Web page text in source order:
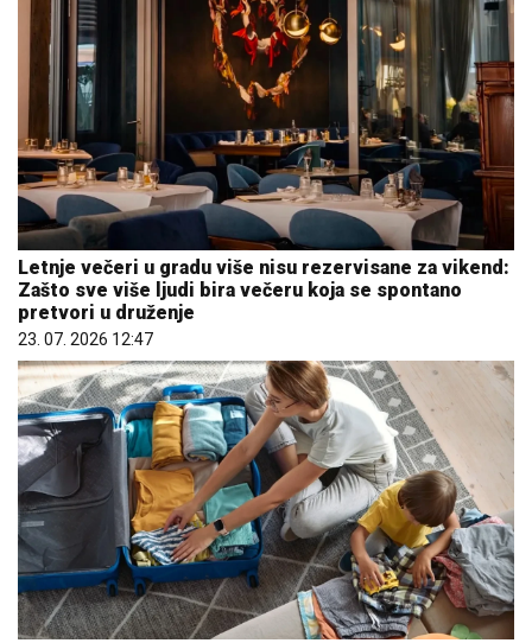
Letnje večeri u gradu više nisu rezervisane za vikend:
Zašto sve više ljudi bira večeru koja se spontano
pretvori u druženje
23. 07. 2026 12:47